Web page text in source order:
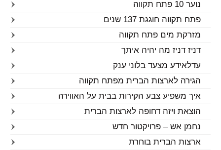
נוער 10 פתח תקווה
פתח תקווה חוגגת 137 שנים
מזרקת מים פתח תקווה
דניז דניז מה יהיה איתך
עדלאידע מצעד בלוני ענק
הגירה לארצות הברית מפתח תקווה
איך משפיע צבע הקירות בבית על האווירה
הוצאת ויזה דחופה לארצות הברית
נחמן אש – פרויקטור חדש
ארצות הברית בוחרת